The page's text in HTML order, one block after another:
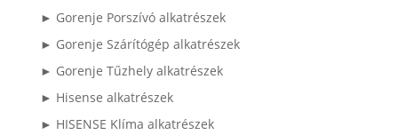
► Gorenje Porszívó alkatrészek
► Gorenje Szárítógép alkatrészek
► Gorenje Tűzhely alkatrészek
► Hisense alkatrészek
► HISENSE Klíma alkatrészek